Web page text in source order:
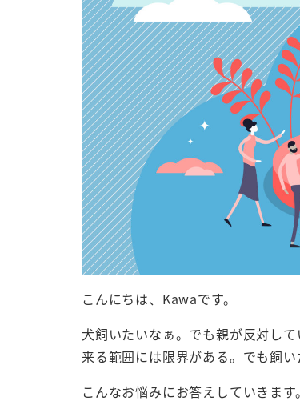
こんにちは、Kawaです。
犬飼いたいなぁ。でも親が反対し
来る範囲には限界がある。でも飼
こんなお悩みにお答えしていきます。